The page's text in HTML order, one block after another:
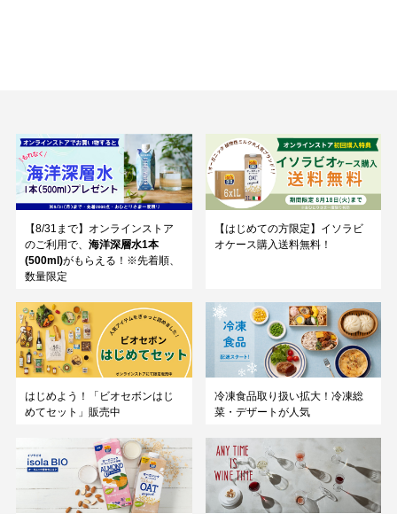
【8/31まで】オンラインストア
のご利用で、 海洋深層水1本
(500ml)がもらえる！※先着順、
数量限定
【はじめての方限定】イソラビ
オケース購入送料無料！
はじめよう！「ビオセボンはじ
めてセット」販売中
冷凍食品取り扱い拡大！冷凍総
菜・デザートが人気